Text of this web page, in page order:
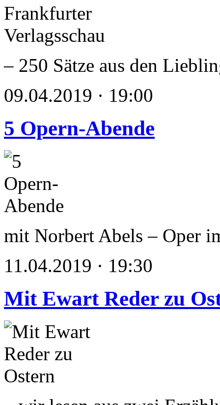
– 250 Sätze aus den
09.04.2019 · 19:00
5 Opern-Abende
mit Norbert Abels – Oper
11.04.2019 · 19:30
Mit Ewart Reder zu